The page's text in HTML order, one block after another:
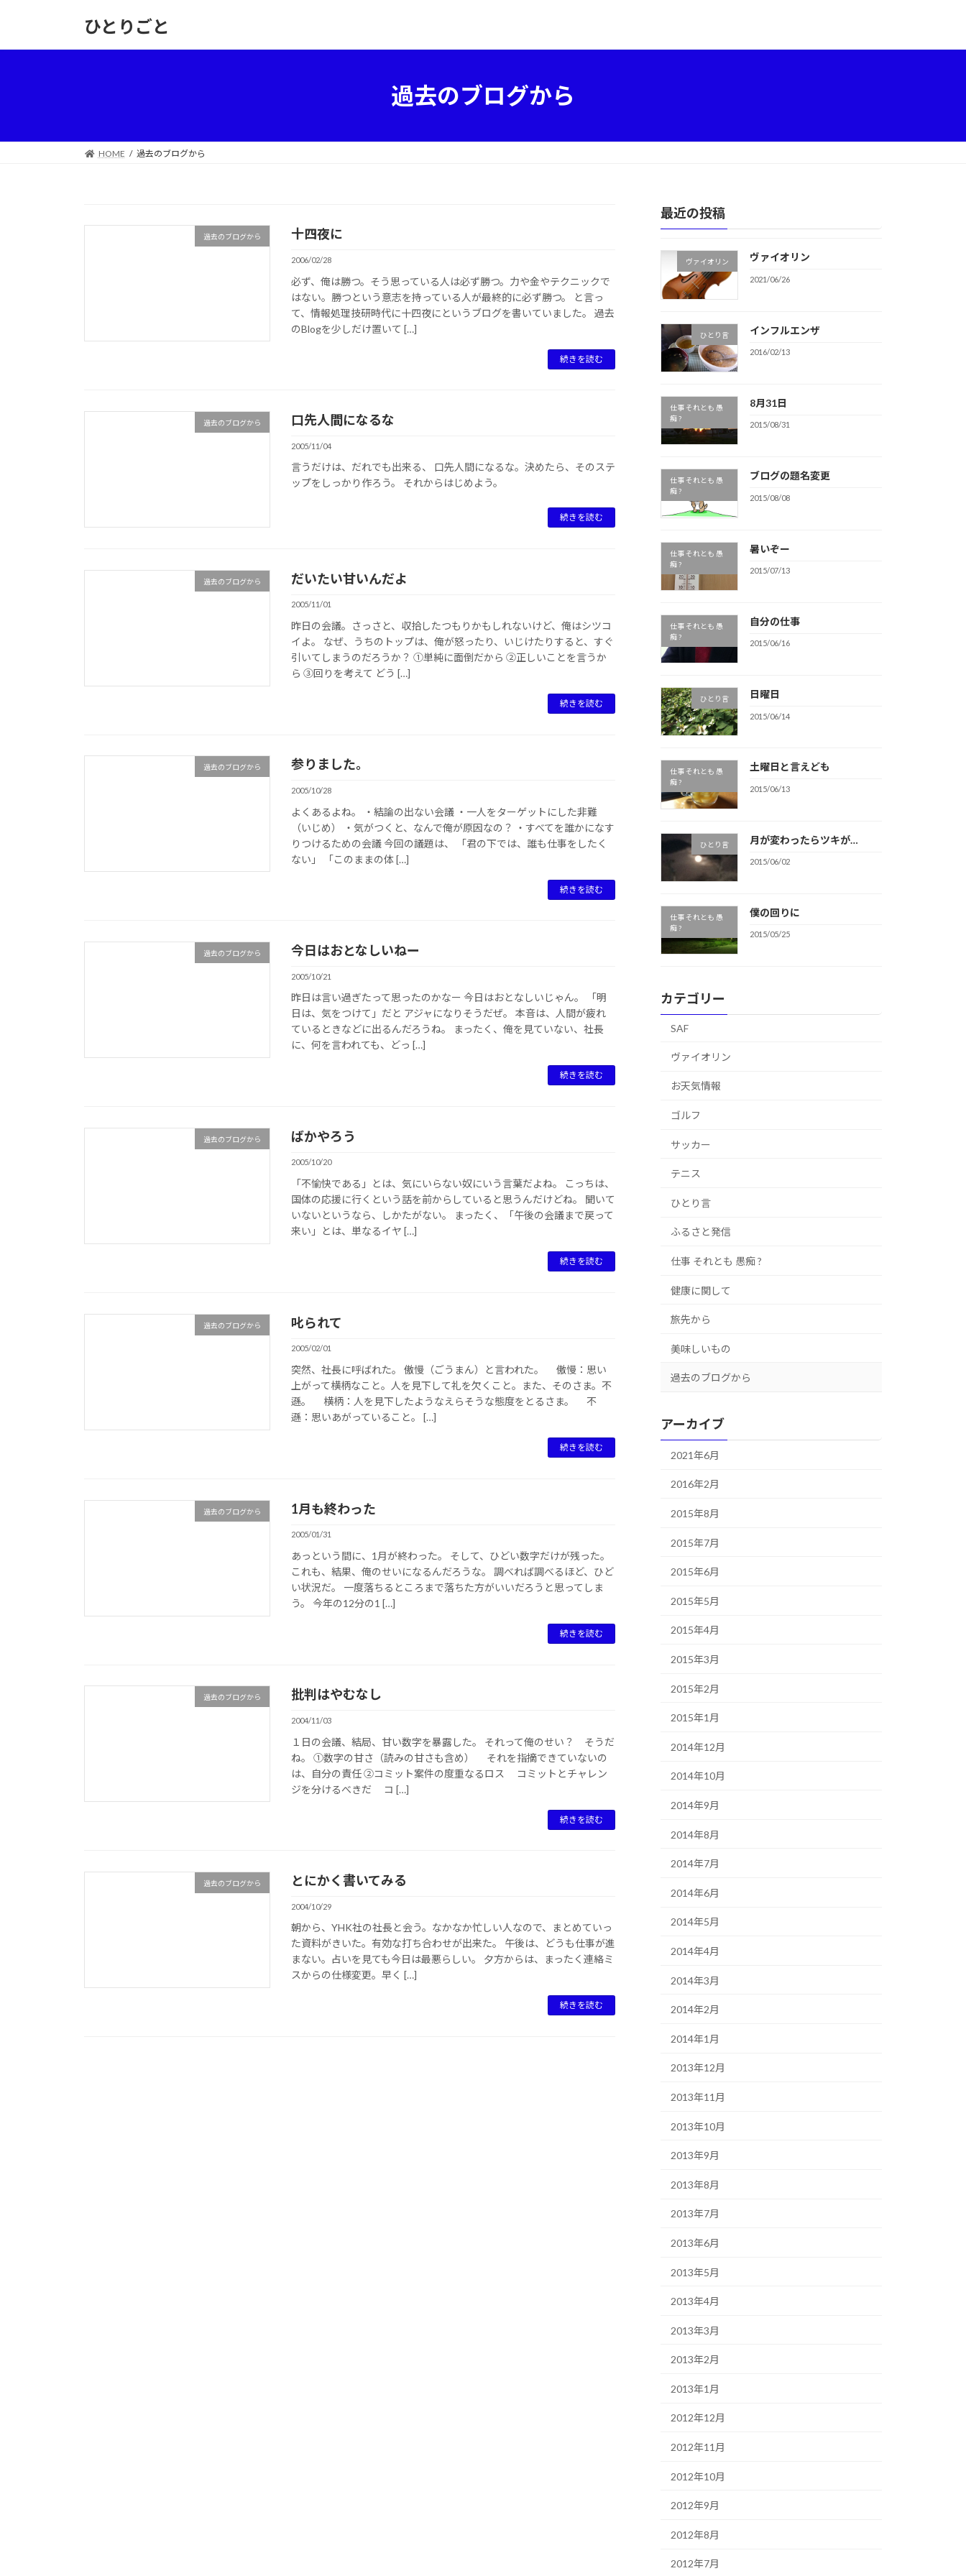
ッ
移
ひとりごと
過去のブログから
HOME 過去のブログから
過去のブログから 十四夜に
2006/02/28
必ず、俺は勝つ。そう思っている人は必ず勝つ。力や金やテクニックで
はない。勝つという意志を持っている人が最終的に必ず勝つ。 と言っ
て、情報処理技研時代に十四夜にというブログを書いていました。 過去
のBlogを少しだけ置いて […]
続きを読む
過去のブログから 口先人間になるな
2005/11/04
言うだけは、だれでも出来る、 口先人間になるな。決めたら、そのステ
ップをしっかり作ろう。 それからはじめよう。
続きを読む
過去のブログから だいたい甘いんだよ
2005/11/01
昨日の会議。さっさと、収拾したつもりかもしれないけど、俺はシツコ
イよ。 なぜ、うちのトップは、俺が怒ったり、いじけたりすると、すぐ
引いてしまうのだろうか？ ①単純に面倒だから ②正しいことを言うか
ら ③回りを考えて どう […]
続きを読む
過去のブログから 参りました。
2005/10/28
よくあるよね。 ・結論の出ない会議 ・一人をターゲットにした非難
（いじめ） ・気がつくと、なんで俺が原因なの？ ・すべてを誰かになす
りつけるための会議 今回の議題は、 「君の下では、誰も仕事をしたく
ない」 「このままの体 […]
続きを読む
過去のブログから 今日はおとなしいねー
2005/10/21
昨日は言い過ぎたって思ったのかなー 今日はおとなしいじゃん。 「明
日は、気をつけて」だと アジャになりそうだぜ。 本音は、人間が疲れ
ているときなどに出るんだろうね。 まったく、俺を見ていない、社長
に、何を言われても、どっ […]
続きを読む
過去のブログから ばかやろう
2005/10/20
「不愉快である」とは、気にいらない奴にいう言葉だよね。 こっちは、
国体の応援に行くという話を前からしていると思うんだけどね。 聞いて
いないというなら、しかたがない。 まったく、「午後の会議まで戻って
来い」とは、単なるイヤ […]
続きを読む
過去のブログから 叱られて
2005/02/01
突然、社長に呼ばれた。 傲慢（ごうまん）と言われた。 傲慢：思い
上がって横柄なこと。人を見下して礼を欠くこと。また、そのさま。不
遜。 横柄：人を見下したようなえらそうな態度をとるさま。 不
遜：思いあがっていること。 […]
続きを読む
過去のブログから 1月も終わった
2005/01/31
あっという間に、1月が終わった。 そして、ひどい数字だけが残った。
これも、結果、俺のせいになるんだろうな。 調べれば調べるほど、ひど
い状況だ。 一度落ちるところまで落ちた方がいいだろうと思ってしま
う。 今年の12分の1 […]
続きを読む
過去のブログから 批判はやむなし
2004/11/03
１日の会議、結局、甘い数字を暴露した。 それって俺のせい？ そうだ
ね。 ①数字の甘さ（読みの甘さも含め） それを指摘できていないの
は、自分の責任 ②コミット案件の度重なるロス コミットとチャレン
ジを分けるべきだ コ […]
続きを読む
過去のブログから とにかく書いてみる
2004/10/29
朝から、YHK社の社長と会う。なかなか忙しい人なので、まとめていっ
た資料がきいた。有効な打ち合わせが出来た。 午後は、どうも仕事が進
まない。占いを見ても今日は最悪らしい。 夕方からは、まったく連絡ミ
スからの仕様変更。早く […]
続きを読む
最近の投稿
ヴァイオリン ヴァイオリン
2021/06/26
ひとり言 インフルエンザ
2016/02/13
仕事 それとも 愚
痴 ?
8月31日
2015/08/31
仕事 それとも 愚
痴 ?
ブログの題名変更
2015/08/08
仕事 それとも 愚
痴 ?
暑いぞー
2015/07/13
仕事 それとも 愚
痴 ?
自分の仕事
2015/06/16
ひとり言 日曜日
2015/06/14
仕事 それとも 愚
痴 ?
土曜日と言えども
2015/06/13
ひとり言 月が変わったらツキが…
2015/06/02
仕事 それとも 愚
痴 ?
僕の回りに
2015/05/25
カテゴリー
SAF
ヴァイオリン
お天気情報
ゴルフ
サッカー
テニス
ひとり言
ふるさと発信
仕事 それとも 愚痴 ?
健康に関して
旅先から
美味しいもの
過去のブログから
アーカイブ
2021年6月
2016年2月
2015年8月
2015年7月
2015年6月
2015年5月
2015年4月
2015年3月
2015年2月
2015年1月
2014年12月
2014年10月
2014年9月
2014年8月
2014年7月
2014年6月
2014年5月
2014年4月
2014年3月
2014年2月
2014年1月
2013年12月
2013年11月
2013年10月
2013年9月
2013年8月
2013年7月
2013年6月
2013年5月
2013年4月
2013年3月
2013年2月
2013年1月
2012年12月
2012年11月
2012年10月
2012年9月
2012年8月
2012年7月